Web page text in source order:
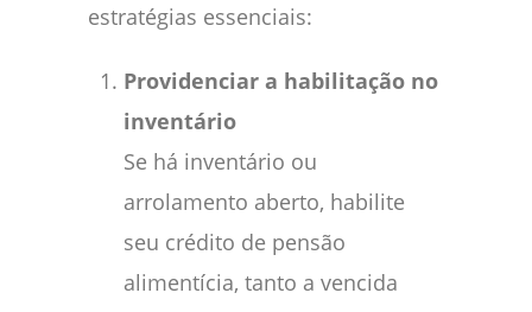
estratégias essenciais:
Providenciar a habilitação no
inventário
Se há inventário ou
arrolamento aberto, habilite
seu crédito de pensão
alimentícia, tanto a vencida